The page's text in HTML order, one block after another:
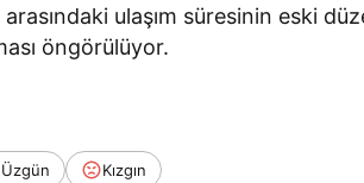
ulaşım süresinin eski
öngörülüyor.
Üzgün Kızgın